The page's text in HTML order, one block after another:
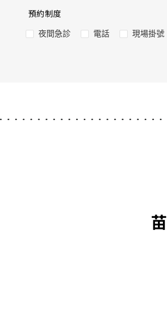
預約制度
夜間急診 電話 現場掛號